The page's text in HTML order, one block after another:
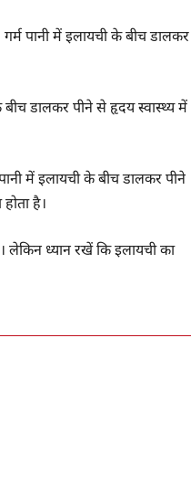
पानी में इलायची के बीच डालकर
डालकर पीने से हृदय स्वास्थ्य में
में इलायची के बीच डालकर पीने
है।
ध्यान रखें कि इलायची का